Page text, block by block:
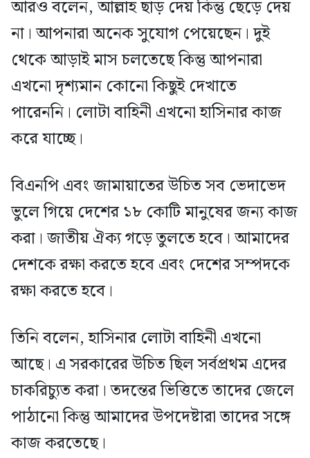
আরও বলেন, আল্লাহ ছাড় দেয় কিন্তু ছেড়ে দেয়
না। আপনারা অনেক সুযোগ পেয়েছেন। দুই
থেকে আড়াই মাস চলতেছে কিন্তু আপনারা
এখনো দৃশ্যমান কোনো কিছুই দেখাতে
পারেননি। লোটা বাহিনী এখনো হাসিনার কাজ
করে যাচ্ছে।
বিএনপি এবং জামায়াতের উচিত সব ভেদাভেদ
ভুলে গিয়ে দেশের ১৮ কোটি মানুষের জন্য কাজ
করা। জাতীয় ঐক্য গড়ে তুলতে হবে। আমাদের
দেশকে রক্ষা করতে হবে এবং দেশের সম্পদকে
রক্ষা করতে হবে।
তিনি বলেন, হাসিনার লোটা বাহিনী এখনো
আছে। এ সরকারের উচিত ছিল সর্বপ্রথম এদের
চাকরিচ্যুত করা। তদন্তের ভিত্তিতে তাদের জেলে
পাঠানো কিন্তু আমাদের উপদেষ্টারা তাদের সঙ্গে
কাজ করতেছে।